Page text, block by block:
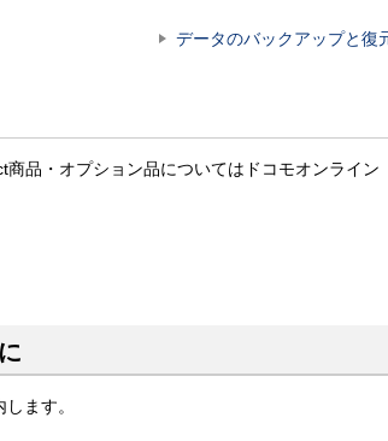
データのバックアップと復
品・オプション品についてはドコモオンライン
ます。